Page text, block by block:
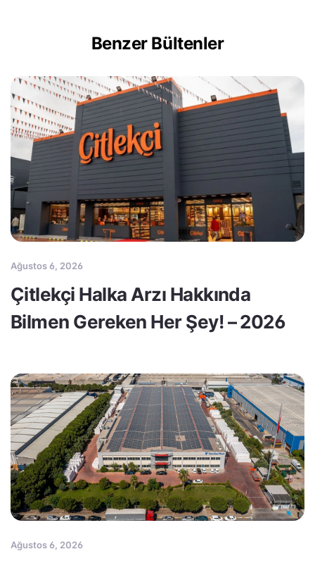
Benzer Bültenler
Ağustos 6, 2026
Çitlekçi Halka Arzı Hakkında
Bilmen Gereken Her Şey! – 2026
Ağustos 6, 2026